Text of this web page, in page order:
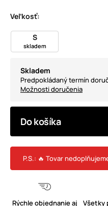
Veľkosť:
S
skladem
Skladem
Predpokládaný termín
Možnosti doručenia
Do košíka
P.S.: 🔥 Tovar
Rýchle objednanie aj
Všetky